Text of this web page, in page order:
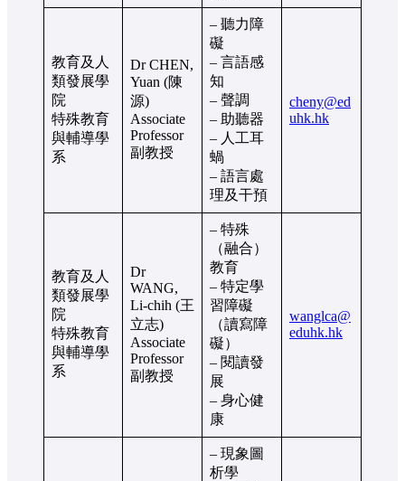
教育及人
類發展學
院
特殊教育
與輔導學
系
Dr CHEN,
Yuan (陳
源)
Associate
Professor
副教授
– 聽力障
礙
– 言語感
知
– 聲調
– 助聽器
– 人工耳
蝸
– 語言處
理及干預
cheny@ed
uhk.hk
教育及人
類發展學
院
特殊教育
與輔導學
系
Dr
WANG,
Li-chih (王
立志)
Associate
Professor
副教授
– 特殊
（融合）
教育
– 特定學
習障礙
（讀寫障
礙）
– 閱讀發
展
– 身心健
康
wanglca@
eduhk.hk
– 現象圖
析學